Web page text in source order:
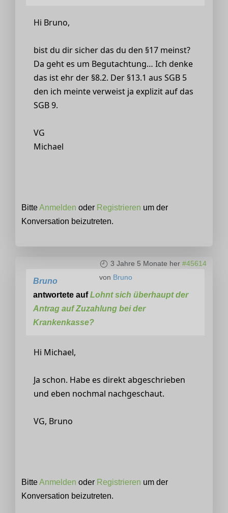
Hi Bruno,
bist du dir sicher das du den §17 meinst?
Da geht es um Begutachtung… Ich denke
das ist ehr der §8.2. Der §13.1 aus SGB 5
den ich meinte verweist ja explizit auf das
SGB 9.
VG
Michael
BitteAnmelden oder Registrieren um der
Konversation beizutreten.
3 Jahre 5 Monate her #45614
von Bruno
Bruno
antwortete aufLohnt sich überhaupt der
Antrag auf Zuzahlung bei der
Krankenkasse?
Hi Michael,
Ja schon. Habe es direkt abgeschrieben
und eben nochmal nachgeschaut.
VG, Bruno
BitteAnmelden oder Registrieren um der
Konversation beizutreten.